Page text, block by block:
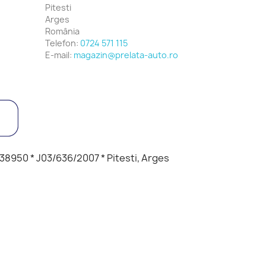
Pitesti
Arges
România
Telefon: 0724 571 115
E-mail: magazin@prelata-auto.ro
* J03/636/2007 * Pitesti, Arges